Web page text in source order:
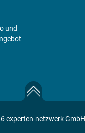
und
experten-netzwerk GmbH